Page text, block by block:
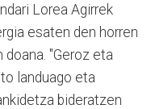
Lorea Agirrek
esaten den horren
doana. "Geroz eta
landuago eta
bideratzen